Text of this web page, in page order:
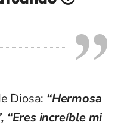
Diosa: “Hermosa
“Eres increíble mi